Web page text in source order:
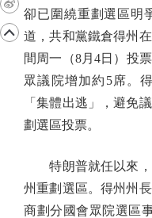
卻已圍繞重劃選區明
道，共和黨鐵倉得州
間周一（8月4日）投
眾議院增加約5席。
「集體出逃」，避免
劃選區投票。
特朗普就任以來，
州重劃選區。得州州
商劃分國會眾院選區